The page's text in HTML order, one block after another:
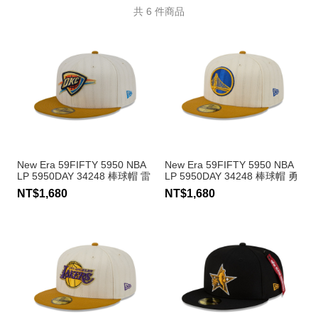
共 6 件商品
New Era 59FIFTY 5950 NBA
LP 5950DAY 34248 棒球帽 雷
霆隊
NT$1,680
New Era 59FIFTY 5950 NBA
LP 5950DAY 34248 棒球帽 勇
士隊
NT$1,680